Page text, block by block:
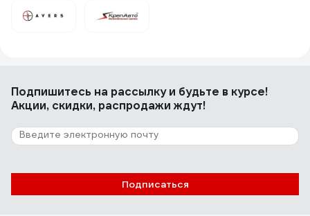
Отзыв о Автокрепеж для VAG 10 шт
Отлично!
Подпишитесь на рассылкуи будьте в курсе!
Акции, скидки, распродажи ждут!
Подписаться